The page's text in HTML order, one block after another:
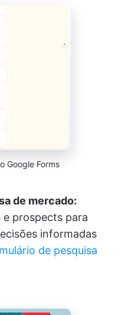
Google Forms
de mercado:
prospects para
informadas
de pesquisa